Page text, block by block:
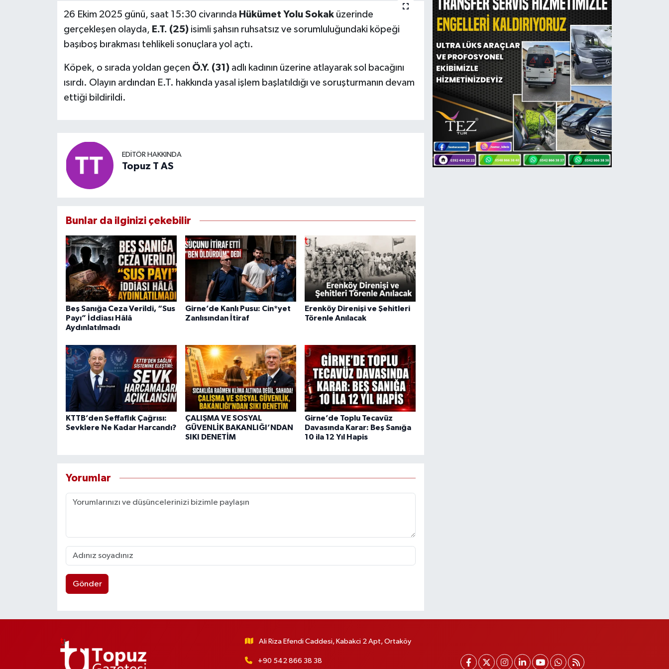
26 Ekim 2025 günü, saat 15:30 civarında Hükümet Yolu Sokaküzerinde
gerçekleşen olayda, E.T. (25)isimli şahsın ruhsatsız ve sorumluluğundaki köpeği
başıboş bırakması tehlikeli sonuçlara yol açtı.
Köpek, o sırada yoldan geçen Ö.Y. (31)adlı kadının üzerine atlayarak sol bacağını
ısırdı. Olayın ardından E.T. hakkında yasal işlem başlatıldığı ve soruşturmanın devam
ettiği bildirildi.
EDITÖR HAKKINDA
Topuz T AS
Bunlar da ilginizi çekebilir
Beş Sanığa Ceza Verildi, “Sus
Payı” İddiası Hâlâ
Aydınlatılmadı
Girne’de Kanlı Pusu: Cin*yet
Zanlısından İtiraf
Erenköy Direnişi ve Şehitleri
Törenle Anılacak
KTTB’den Şeffaflık Çağrısı:
Sevklere Ne Kadar Harcandı?
ÇALIŞMA VE SOSYAL
GÜVENLİK BAKANLIĞI’NDAN
SIKI DENETİM
Girne’de Toplu Tecavüz
Davasında Karar: Beş Sanığa
10 ila 12 Yıl Hapis
Yorumlar
Gönder
Ali Riza Efendi Caddesi, Kabakci 2 Apt, Ortaköy
+90 542 866 38 38